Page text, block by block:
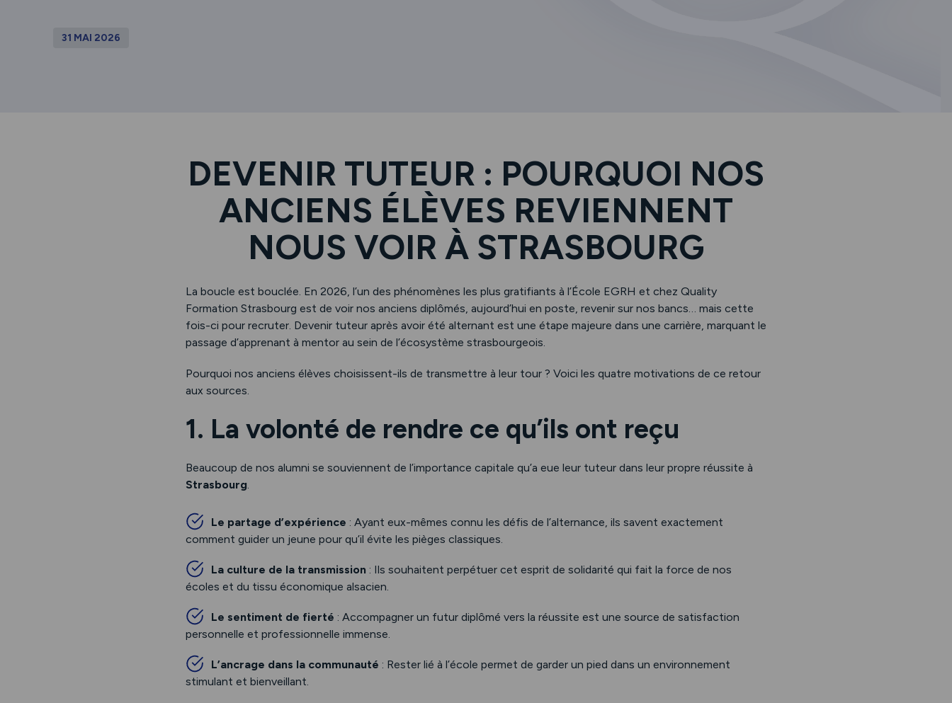
31 MAI 2026
DEVENIR TUTEUR : POURQUOI NOS
ANCIENS ÉLÈVES REVIENNENT
NOUS VOIR À STRASBOURG
La boucle est bouclée. En 2026, l’un des phénomènes les plus gratifiants à l’École EGRH et chez Quality
Formation Strasbourg est de voir nos anciens diplômés, aujourd’hui en poste, revenir sur nos bancs… mais cette
fois-ci pour recruter. Devenir tuteur après avoir été alternant est une étape majeure dans une carrière, marquant le
passage d’apprenant à mentor au sein de l’écosystème strasbourgeois.
Pourquoi nos anciens élèves choisissent-ils de transmettre à leur tour ? Voici les quatre motivations de ce retour
aux sources.
1. La volonté de rendre ce qu’ils ont reçu
Beaucoup de nos alumni se souviennent de l’importance capitale qu’a eue leur tuteur dans leur propre réussite à
Strasbourg.
Le partage d’expérience : Ayant eux-mêmes connu les défis de l’alternance, ils savent exactement
comment guider un jeune pour qu’il évite les pièges classiques.
La culture de la transmission : Ils souhaitent perpétuer cet esprit de solidarité qui fait la force de nos
écoles et du tissu économique alsacien.
Le sentiment de fierté : Accompagner un futur diplômé vers la réussite est une source de satisfaction
personnelle et professionnelle immense.
L’ancrage dans la communauté : Rester lié à l’école permet de garder un pied dans un environnement
stimulant et bienveillant.